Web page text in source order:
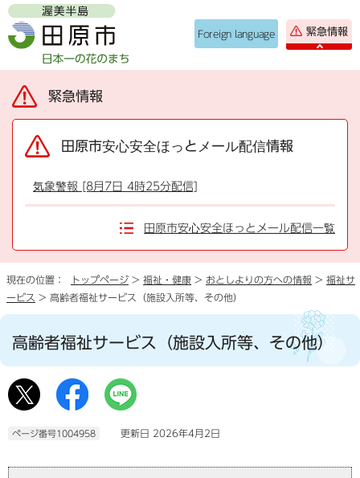
Foreign language 緊急情報
緊急情報
田原市安心安全ほっとメール配信情報
気象警報 [8月7日 4時25分配信]
田原市安心安全ほっとメール配信一覧
現在の位置： トップページ > 福祉・健康 > おとしよりの方への情報 > 福祉サ
ービス > 高齢者福祉サービス（施設入所等、その他）
高齢者福祉サービス（施設入所等、その他）
ページ番号1004958 更新日 2026年4月2日